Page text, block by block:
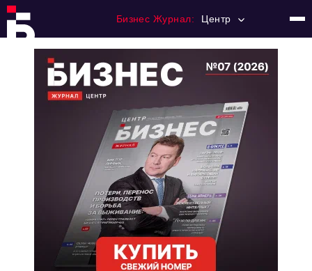
Бизнес Журнал: Центр
Регулирование
Премия "Тульский Бизнес"